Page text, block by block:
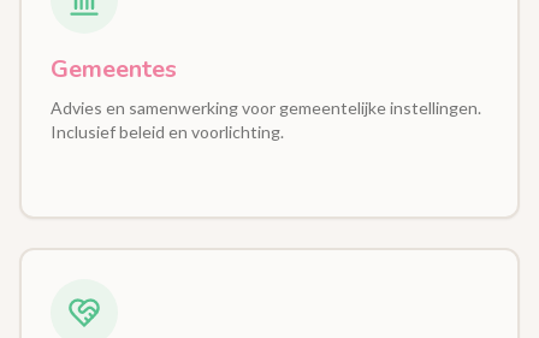
Gemeentes
Advies en samenwerking voor gemeentelijke instellingen.
Inclusief beleid en voorlichting.